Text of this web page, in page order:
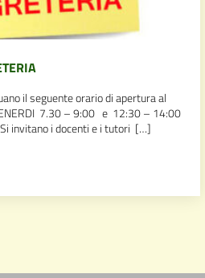
il seguente orario di apertura al
7.30 – 9:00 e 12:30 – 14:00
invitano i docenti e i tutori […]